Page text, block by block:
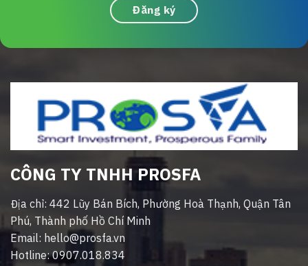
Đăng ký
CÔNG TY TNHH PROSFA
Địa chỉ: 442 Lũy Bán Bích, Phường Hoà Thạnh, Quận Tân
Phú, Thành phố Hồ Chí Minh
Email: hello@prosfa.vn
Hotline: 0907.018.834